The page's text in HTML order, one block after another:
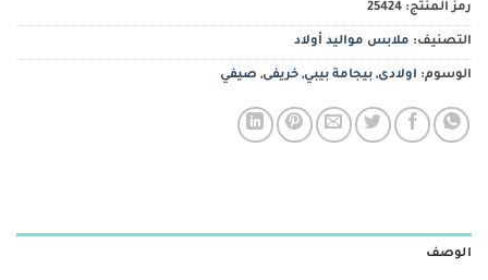
رمز المنتج: 25424
التصنيف: ملابس مواليد أولاد
الوسوم: اولادى, بيجامة بيبي, خريفى, صيفي
الوصف